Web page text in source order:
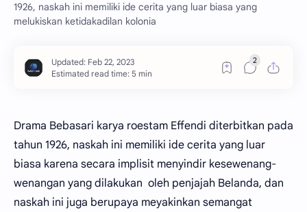
1926, naskah ini memiliki ide cerita yang luar biasa yang
melukiskan ketidakadilan kolonia
Estimated read time: 5 min
Drama Bebasari karya roestam Effendi diterbitkan pada
tahun 1926, naskah ini memiliki ide cerita yang luar
biasa karena secara implisit menyindir kesewenang-
wenangan yang dilakukan oleh penjajah Belanda, dan
naskah ini juga berupaya meyakinkan semangat